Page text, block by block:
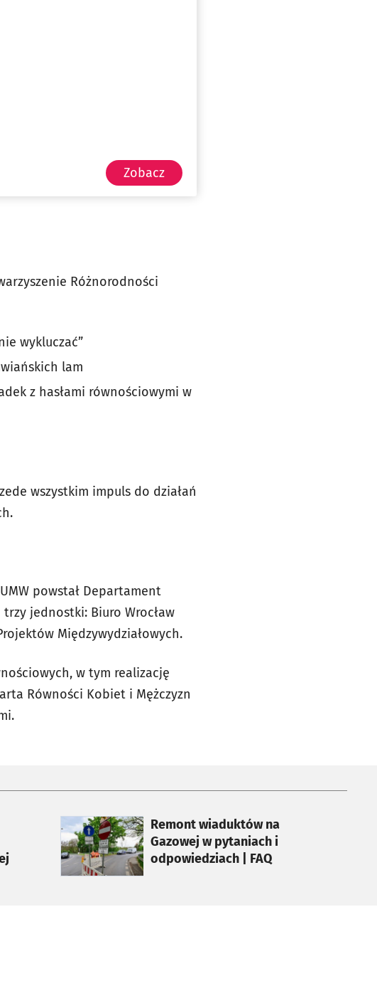
Zobacz
Różnorodności
wykluczać”
lam
z hasłami równościowymi w
wszystkim impuls do działań
powstał Departament
jednostki: Biuro Wrocław
Międzywydziałowych.
w tym realizację
Równości Kobiet i Mężczyzn
Remont wiaduktów na
Gazowej w pytaniach i
odpowiedziach | FAQ
otworzy się w nowej karcie